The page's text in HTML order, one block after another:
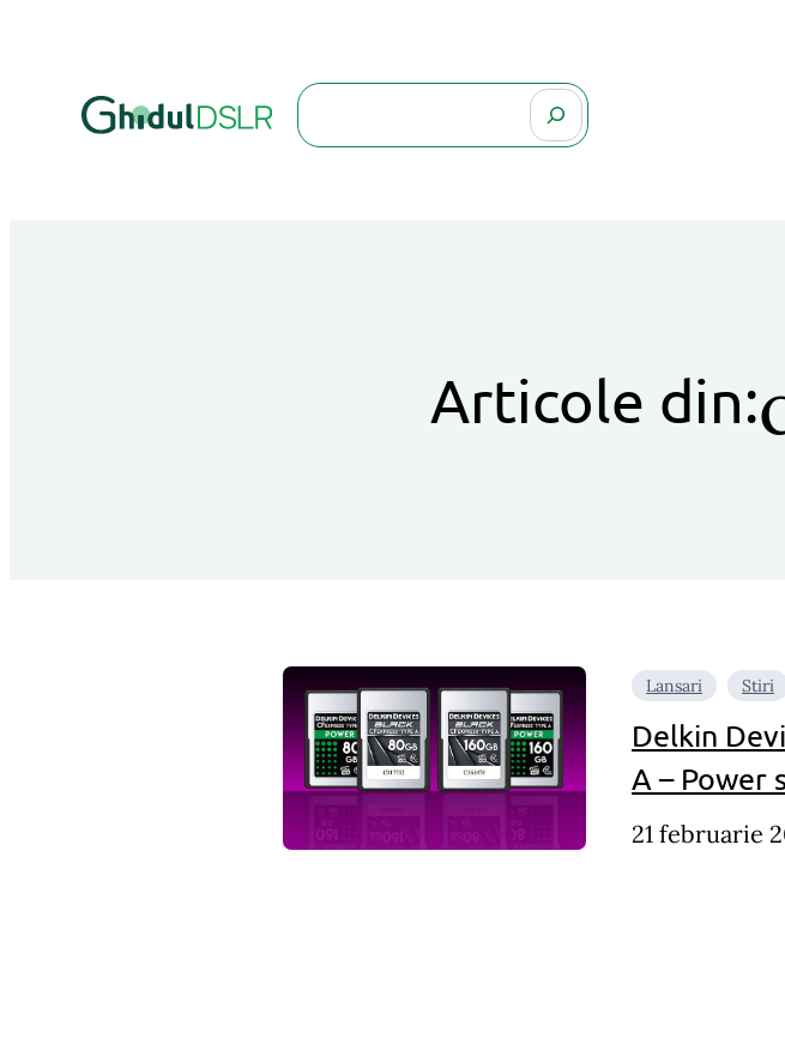
Search
Articole din:
Lansari Stiri
Delkin
A – Power
21 februarie